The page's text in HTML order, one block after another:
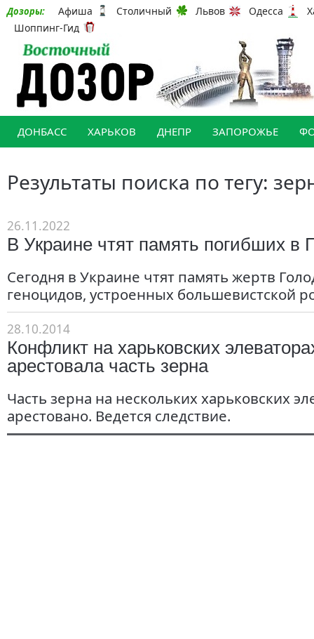
Дозоры: Афиша Столичный Львов Одесса
Шоппинг-Гид
ДОНБАСС ХАРЬКОВ ДНЕПР ЗАПОРОЖЬЕ
Результаты поиска по тегу:
26.11.2022
В Украине чтят память погибших в
Сегодня в Украине чтят память жертв
геноцидов, устроенных большевистской
28.10.2014
Конфликт на харьковских
арестовала часть зерна
Часть зерна на нескольких харьковских
арестовано. Ведется следствие.